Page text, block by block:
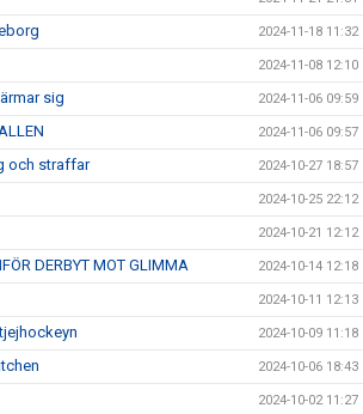
2024-11-18 11:32
2024-11-08 12:10
sig 2024-11-06 09:59
2024-11-06 09:57
och straffar 2024-10-27 18:57
2024-10-25 22:12
2024-10-21 12:12
DERBYT MOT GLIMMA 2024-10-14 12:18
2024-10-11 12:13
2024-10-09 11:18
2024-10-06 18:43
2024-10-02 11:27